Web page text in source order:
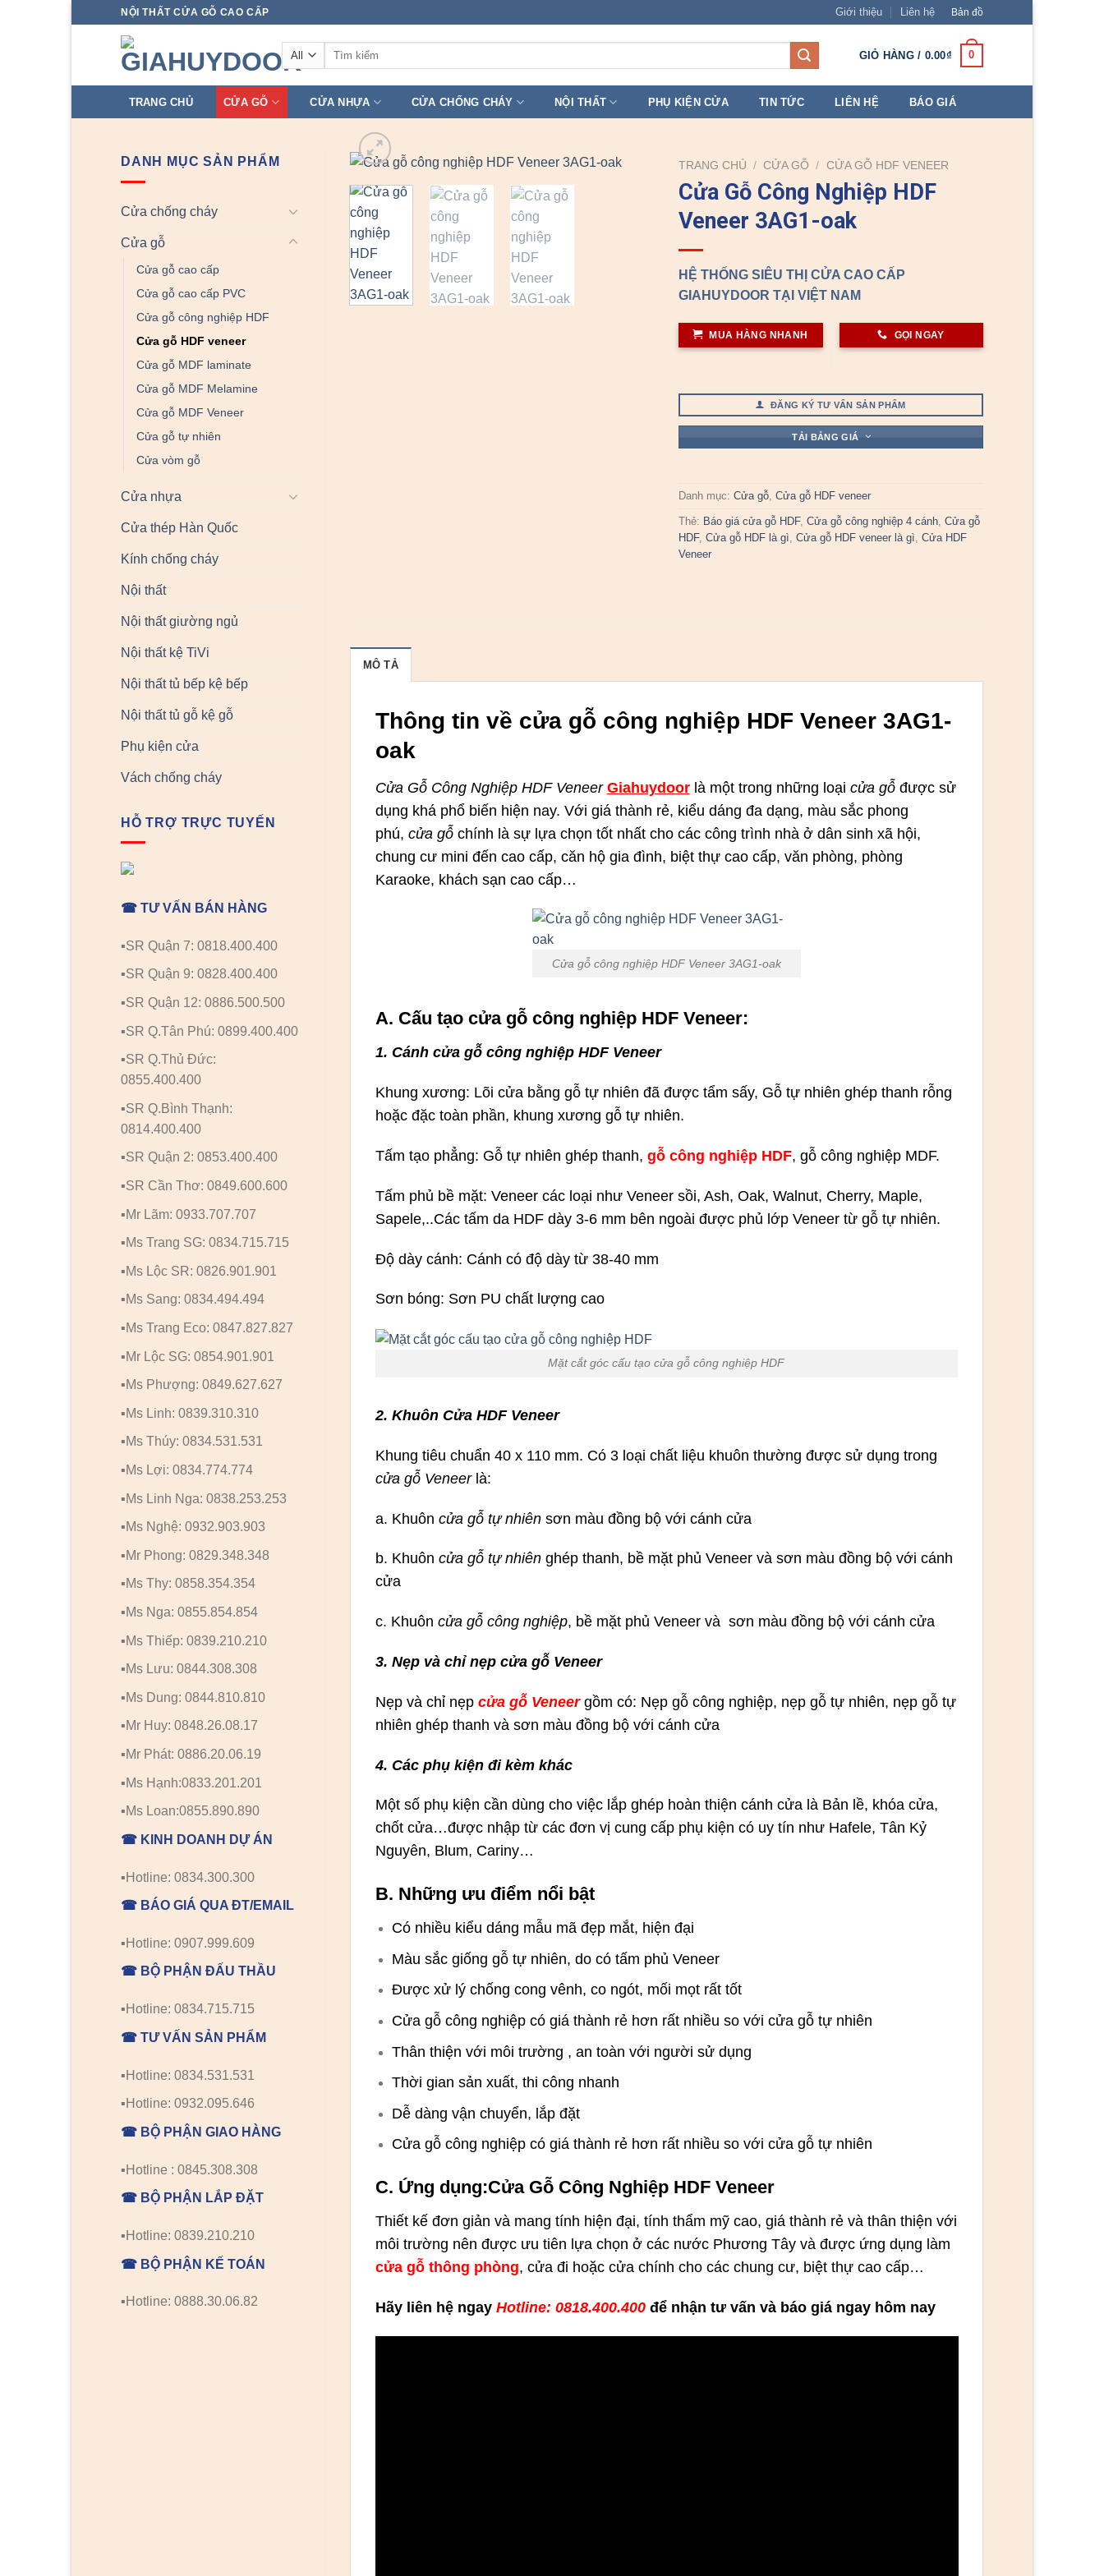
NỘI THẤT CỬA GỖ CAO CẤP Giới thiệu Liên hệ Bản đồ
Tìm
GIỎ HÀNG / 0.00₫ 0
TRANG CHỦ CỬA GỖ CỬA NHỰA CỬA CHỐNG CHÁY NỘI THẤT PHỤ KIỆN CỬA TIN TỨC LIÊN HỆ BÁO GIÁ
DANH MỤC SẢN PHẨM
Cửa chống cháy
Cửa gỗ
Cửa gỗ cao cấp
Cửa gỗ cao cấp PVC
Cửa gỗ công nghiệp HDF
Cửa gỗ HDF veneer
Cửa gỗ MDF laminate
Cửa gỗ MDF Melamine
Cửa gỗ MDF Veneer
Cửa gỗ tự nhiên
Cửa vòm gỗ
Cửa nhựa
Cửa thép Hàn Quốc
Kính chống cháy
Nội thất
Nội thất giường ngủ
Nội thất kệ TiVi
Nội thất tủ bếp kệ bếp
Nội thất tủ gỗ kệ gỗ
Phụ kiện cửa
Vách chống cháy
HỖ TRỢ TRỰC TUYẾN
☎ TƯ VẤN BÁN HÀNG
▪️SR Quận 7: 0818.400.400
▪️SR Quận 9: 0828.400.400
▪️SR Quận 12: 0886.500.500
▪️SR Q.Tân Phú: 0899.400.400
▪️SR Q.Thủ Đức:
0855.400.400
▪️SR Q.Bình Thạnh:
0814.400.400
▪️SR Quận 2: 0853.400.400
▪️SR Cần Thơ: 0849.600.600
▪️Mr Lãm: 0933.707.707
▪️Ms Trang SG: 0834.715.715
▪️Ms Lộc SR: 0826.901.901
▪️Ms Sang: 0834.494.494
▪️Ms Trang Eco: 0847.827.827
▪️Mr Lộc SG: 0854.901.901
▪️Ms Phượng: 0849.627.627
▪️Ms Linh: 0839.310.310
▪️Ms Thúy: 0834.531.531
▪️Ms Lợi: 0834.774.774
▪️Ms Linh Nga: 0838.253.253
▪️Ms Nghệ: 0932.903.903
▪️Mr Phong: 0829.348.348
▪️Ms Thy: 0858.354.354
▪️Ms Nga: 0855.854.854
▪️Ms Thiếp: 0839.210.210
▪️Ms Lưu: 0844.308.308
▪️Ms Dung: 0844.810.810
▪️Mr Huy: 0848.26.08.17
▪️Mr Phát: 0886.20.06.19
▪️Ms Hạnh:0833.201.201
▪️Ms Loan:0855.890.890
☎ KINH DOANH DỰ ÁN
▪️Hotline: 0834.300.300
☎ BÁO GIÁ QUA ĐT/EMAIL
▪️Hotline: 0907.999.609
☎ BỘ PHẬN ĐẤU THẦU
▪️Hotline: 0834.715.715
☎ TƯ VẤN SẢN PHẨM
▪️Hotline: 0834.531.531
▪️Hotline: 0932.095.646
☎ BỘ PHẬN GIAO HÀNG
▪️Hotline : 0845.308.308
☎ BỘ PHẬN LẮP ĐẶT
▪️Hotline: 0839.210.210
☎ BỘ PHẬN KẾ TOÁN
▪️Hotline: 0888.30.06.82
TRANG CHỦ / CỬA GỖ / CỬA GỖ HDF VENEER
Cửa Gỗ Công Nghiệp HDF
Veneer 3AG1-oak
HỆ THỐNG SIÊU THỊ CỬA CAO CẤP
GIAHUYDOOR TẠI VIỆT NAM
MUA HÀNG NHANH GỌI NGAY
ĐĂNG KÝ TƯ VẤN SẢN PHẨM
TẢI BẢNG GIÁ
Danh mục:Cửa gỗ ,Cửa gỗ HDF veneer
Thẻ: Báo giá cửa gỗ HDF,Cửa gỗ công nghiệp 4 cánh ,Cửa gỗ
HDF,Cửa gỗ HDF là gì ,Cửa gỗ HDF veneer là gì ,Cửa HDF
Veneer
MÔ TẢ
Thông tin về cửa gỗ công nghiệp HDF Veneer 3AG1-
oak
Cửa Gỗ Công Nghiệp HDF Veneer Giahuydoorlà một trong những loại cửa gỗđược sử
dụng khá phổ biến hiện nay. Với giá thành rẻ, kiểu dáng đa dạng, màu sắc phong
phú, cửa gỗchính là sự lựa chọn tốt nhất cho các công trình nhà ở dân sinh xã hội,
chung cư mini đến cao cấp, căn hộ gia đình, biệt thự cao cấp, văn phòng, phòng
Karaoke, khách sạn cao cấp…
Cửa gỗ công nghiệp HDF Veneer 3AG1-oak
A. Cấu tạo cửa gỗ công nghiệp HDF Veneer:
1. Cánh cửa gỗ công nghiệp HDF Veneer
Khung xương: Lõi cửa bằng gỗ tự nhiên đã được tẩm sấy, Gỗ tự nhiên ghép thanh rỗng
hoặc đặc toàn phần, khung xương gỗ tự nhiên.
Tấm tạo phẳng: Gỗ tự nhiên ghép thanh, gỗ công nghiệp HDF, gỗ công nghiệp MDF.
Tấm phủ bề mặt: Veneer các loại như Veneer sồi, Ash, Oak, Walnut, Cherry, Maple,
Sapele,..Các tấm da HDF dày 3-6 mm bên ngoài được phủ lớp Veneer từ gỗ tự nhiên.
Độ dày cánh: Cánh có độ dày từ 38-40 mm
Sơn bóng: Sơn PU chất lượng cao
Mặt cắt góc cấu tạo cửa gỗ công nghiệp HDF
2. Khuôn Cửa HDF Veneer
Khung tiêu chuẩn 40 x 110 mm. Có 3 loại chất liệu khuôn thường được sử dụng trong
cửa gỗ Veneerlà:
a. Khuôn cửa gỗ tự nhiênsơn màu đồng bộ với cánh cửa
b. Khuôn cửa gỗ tự nhiên ghép thanh, bề mặt phủ Veneer và sơn màu đồng bộ với cánh
cửa
c. Khuôn cửa gỗ công nghiệp, bề mặt phủ Veneer và sơn màu đồng bộ với cánh cửa
3. Nẹp và chỉ nẹp cửa gỗ Veneer
Nẹp và chỉ nẹp cửa gỗ Veneergồm có: Nẹp gỗ công nghiệp, nẹp gỗ tự nhiên, nẹp gỗ tự
nhiên ghép thanh và sơn màu đồng bộ với cánh cửa
4. Các phụ kiện đi kèm khác
Một số phụ kiện cần dùng cho việc lắp ghép hoàn thiện cánh cửa là Bản lề, khóa cửa,
chốt cửa…được nhập từ các đơn vị cung cấp phụ kiện có uy tín như Hafele, Tân Kỷ
Nguyên, Blum, Cariny…
B. Những ưu điểm nổi bật
Có nhiều kiểu dáng mẫu mã đẹp mắt, hiện đại
Màu sắc giống gỗ tự nhiên, do có tấm phủ Veneer
Được xử lý chống cong vênh, co ngót, mối mọt rất tốt
Cửa gỗ công nghiệp có giá thành rẻ hơn rất nhiều so với cửa gỗ tự nhiên
Thân thiện với môi trường , an toàn với người sử dụng
Thời gian sản xuất, thi công nhanh
Dễ dàng vận chuyển, lắp đặt
Cửa gỗ công nghiệp có giá thành rẻ hơn rất nhiều so với cửa gỗ tự nhiên
C. Ứng dụng:Cửa Gỗ Công Nghiệp HDF Veneer
Thiết kế đơn giản và mang tính hiện đại, tính thẩm mỹ cao, giá thành rẻ và thân thiện với
môi trường nên được ưu tiên lựa chọn ở các nước Phương Tây và được ứng dụng làm
cửa gỗ thông phòng, cửa đi hoặc cửa chính cho các chung cư, biệt thự cao cấp…
Hãy liên hệ ngay Hotline: 0818.400.400để nhận tư vấn và báo giá ngay hôm nay